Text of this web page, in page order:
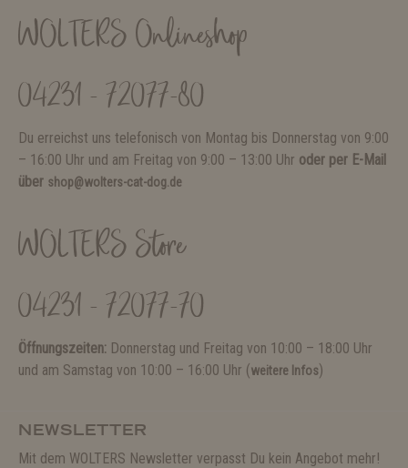
WOLTERS Onlineshop
04231 - 72077-80
Du erreichst uns telefonisch von Montag bis Donnerstag von 9:00
– 16:00 Uhr und am Freitag von 9:00 – 13:00 Uhr oder per E-Mail
über shop@wolters-cat-dog.de
WOLTERS Store
04231 - 72077-70
Öffnungszeiten: Donnerstag und Freitag von 10:00 – 18:00 Uhr
und am Samstag von 10:00 – 16:00 Uhr (weitere Infos)
NEWSLETTER
Mit dem WOLTERS Newsletter verpasst Du kein Angebot mehr!